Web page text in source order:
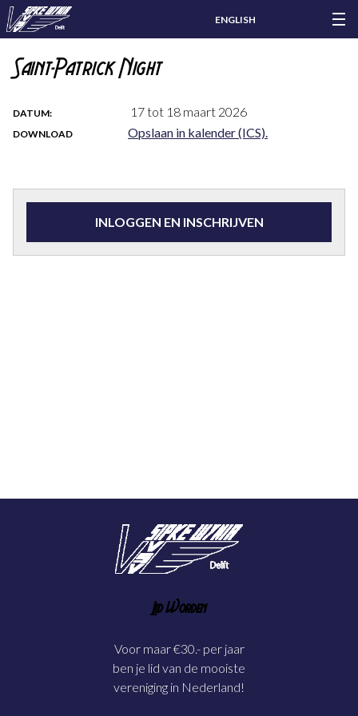
ENGLISH
Saint-Patrick Night
DATUM: 17 tot 18 maart 2026
DOWNLOAD Opslaan in kalender (ICS).
INLOGGEN EN INSCHRIJVEN
Lid Worden
Voor maar €30.- per jaar
ben je lid van de mooiste
vereniging in Nederland!